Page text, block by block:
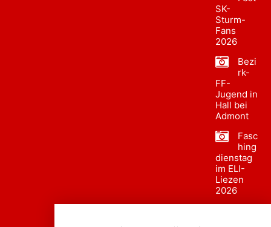
SK-
Sturm-
Fans
2026
Bezi
rk-
FF-
Jugend in
Hall bei
Admont
Fasc
hing
dienstag
im ELI-
Liezen
2026